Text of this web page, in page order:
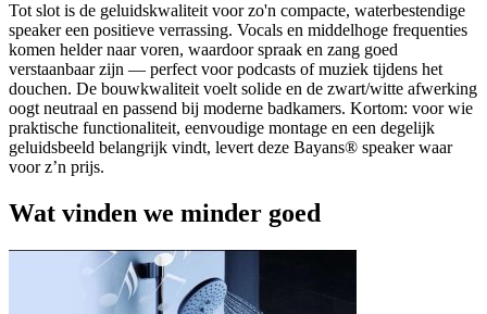
Tot slot is de geluidskwaliteit voor zo'n compacte, waterbestendige
speaker een positieve verrassing. Vocals en middelhoge frequenties
komen helder naar voren, waardoor spraak en zang goed
verstaanbaar zijn — perfect voor podcasts of muziek tijdens het
douchen. De bouwkwaliteit voelt solide en de zwart/witte afwerking
oogt neutraal en passend bij moderne badkamers. Kortom: voor wie
praktische functionaliteit, eenvoudige montage en een degelijk
geluidsbeeld belangrijk vindt, levert deze Bayans® speaker waar
voor z’n prijs.
Wat vinden we minder goed